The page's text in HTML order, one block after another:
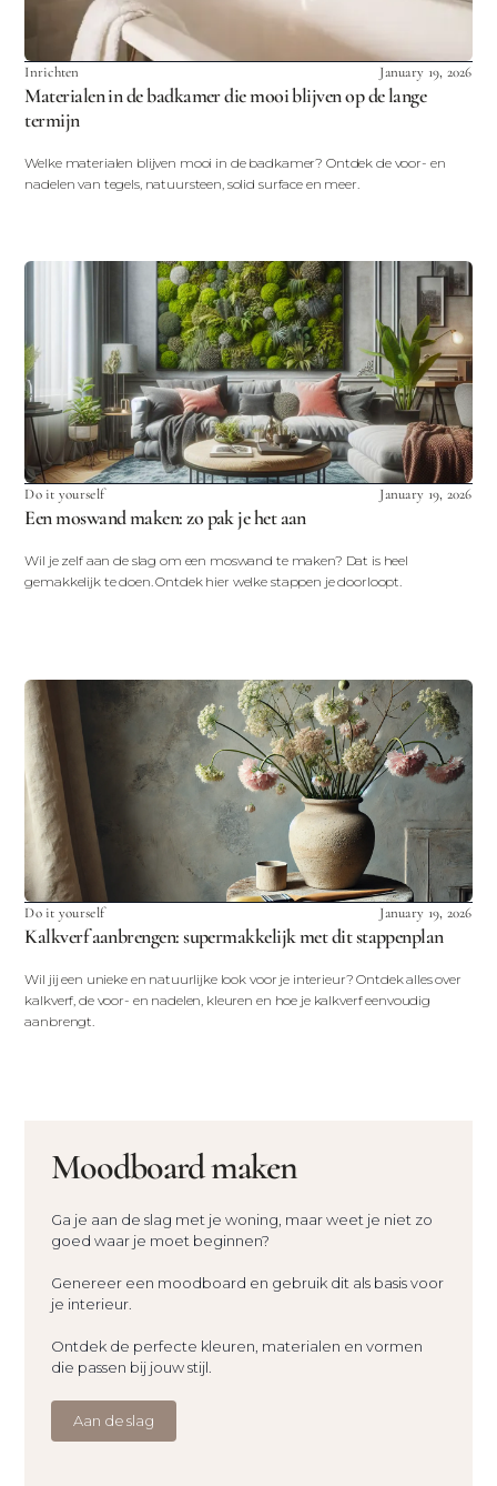
Inrichten January 19, 2026
Materialen in de badkamer die mooi blijven op de lange
termijn
Welke materialen blijven mooi in de badkamer? Ontdek de voor- en
nadelen van tegels, natuursteen, solid surface en meer.
Do it yourself January 19, 2026
Een moswand maken: zo pak je het aan
Wil je zelf aan de slag om een moswand te maken? Dat is heel
gemakkelijk te doen. Ontdek hier welke stappen je doorloopt.
Do it yourself January 19, 2026
Kalkverf aanbrengen: supermakkelijk met dit stappenplan
Wil jij een unieke en natuurlijke look voor je interieur? Ontdek alles over
kalkverf, de voor- en nadelen, kleuren en hoe je kalkverf eenvoudig
aanbrengt.
Moodboard maken
Ga je aan de slag met je woning, maar weet je niet zo
goed waar je moet beginnen?
Genereer een moodboard en gebruik dit als basis voor
je interieur.
Ontdek de perfecte kleuren, materialen en vormen
die passen bij jouw stijl.
Aan de slag